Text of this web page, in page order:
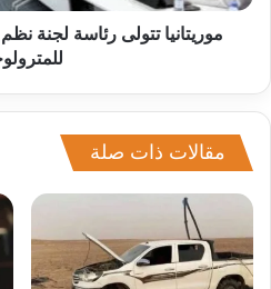
موريتانيا تتولى رئاسة لجنة
مقالات ذات صلة